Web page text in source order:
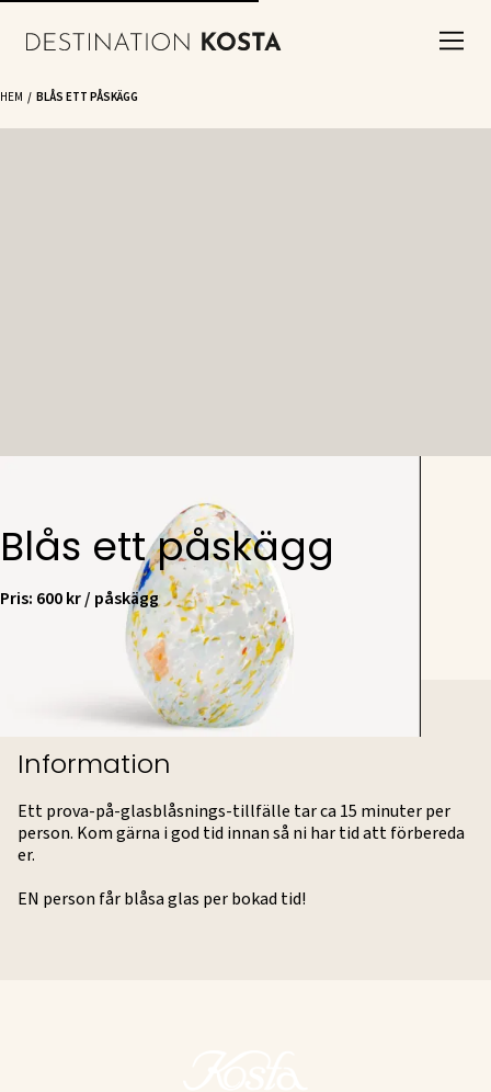
HEM BLÅS ETT PÅSKÄGG
Blås ett påskägg
Pris: 600 kr / påskägg
Information
Ett prova-på-glasblåsnings-tillfälle tar ca 15 minuter per
person. Kom gärna i god tid innan så ni har tid att förbereda
er.
EN person får blåsa glas per bokad tid!